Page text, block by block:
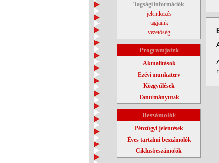
Tagsági információk
jelentkezés
tagjaink
vezetőség
Programjaink
Aktualitások
Ezévi munkaterv
Közgyűlések
Tanulmányutak
Beszámolók
Pénzügyi jelentések
Éves tartalmi beszámolók
Ciklusbeszámolók